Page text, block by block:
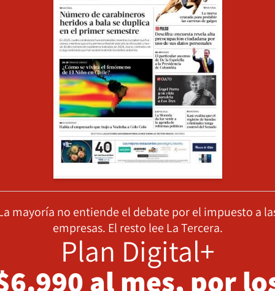
mayoría no entiende el debate por el impuesto a
empresas. El resto lee La Tercera.
Plan Digital+
al mes, por